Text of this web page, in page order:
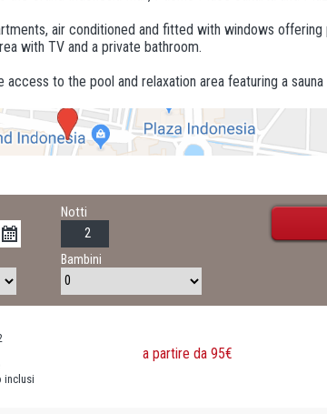
air conditioned and fitted with windows
with TV and a private bathroom.
to the pool and relaxation area featuring a sauna
Notti
Bambini
inclusi
a partire da 95€